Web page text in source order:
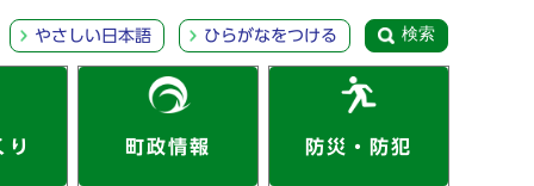
やさしい日本語 ひらがなをつける 検索
り 町政情報 防災・防犯